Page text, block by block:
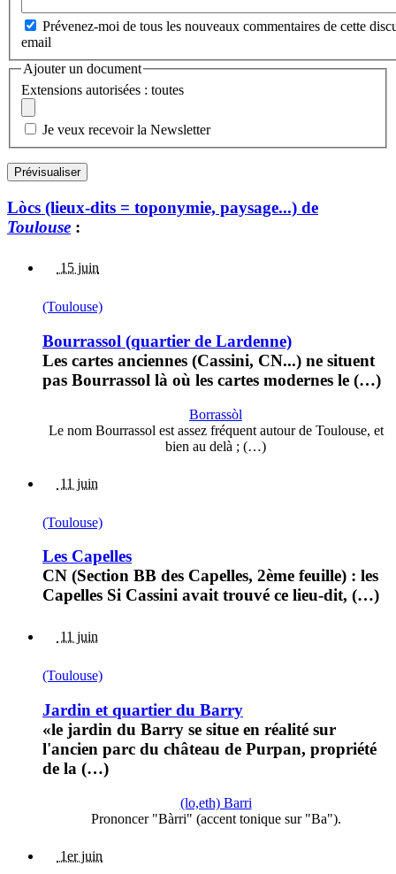
Prévenez-moi de tous les nouveaux commentaires de cette
email
Ajouter un document
Extensions autorisées : toutes
Je veux recevoir la Newsletter
Lòcs (lieux-dits = toponymie, paysage...) de
Toulouse :
15 juin
(Toulouse)
Bourrassol (quartier de Lardenne)
Les cartes anciennes (Cassini, CN...) ne situent
pas Bourrassol là où les cartes modernes le (…)
Borrassòl
Le nom Bourrassol est assez fréquent autour de Toulouse, et
bien au delà ; (…)
11 juin
(Toulouse)
Les Capelles
CN (Section BB des Capelles, 2ème feuille) : les
Capelles Si Cassini avait trouvé ce lieu-dit, (…)
11 juin
(Toulouse)
Jardin et quartier du Barry
«le jardin du Barry se situe en réalité sur
l'ancien parc du château de Purpan, propriété
de la (…)
(lo,eth) Barri
Prononcer "Bàrri" (accent tonique sur "Ba").
1er juin